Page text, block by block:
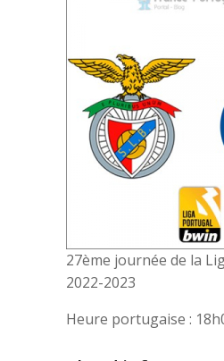
27ème journée de la
2022-2023
Heure portugaise :